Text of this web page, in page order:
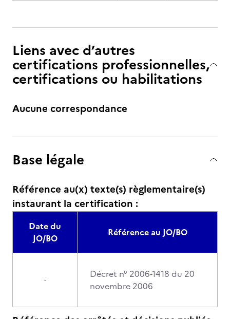
Liens avec d’autres
certifications professionnelles,
certifications ou habilitations
Aucune correspondance
Base légale
Référence au(x) texte(s) règlementaire(s)
instaurant la certification :
Date du
JO/BO
Référence au JO/BO
-
Décret n° 2006-1418 du 20
novembre 2006